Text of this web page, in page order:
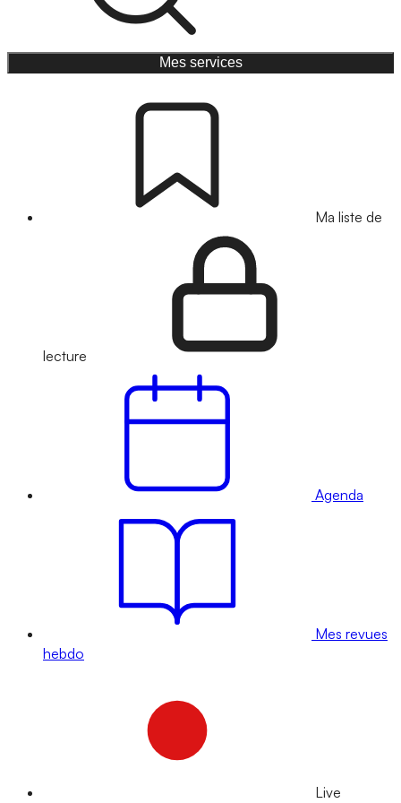
Mes services
Ma liste de
lecture
Agenda
Mes revues
hebdo
Live